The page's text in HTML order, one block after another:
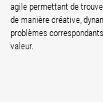
agile permettant de
de manière créative,
problèmes
valeur.